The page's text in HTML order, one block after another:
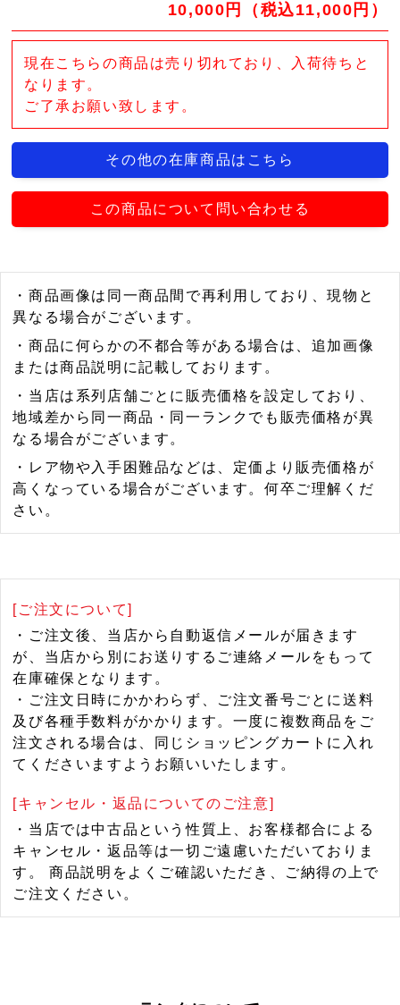
10,000円（税込11,000円）
現在こちらの商品は売り切れており、入荷待ちと
なります。
ご了承お願い致します。
その他の在庫商品はこちら
この商品について問い合わせる
・商品画像は同一商品間で再利用しており、現物と
異なる場合がございます。
・商品に何らかの不都合等がある場合は、追加画像
または商品説明に記載しております。
・当店は系列店舗ごとに販売価格を設定しており、
地域差から同一商品・同一ランクでも販売価格が異
なる場合がございます。
・レア物や入手困難品などは、定価より販売価格が
高くなっている場合がございます。何卒ご理解くだ
さい。
[ご注文について]
・ご注文後、当店から自動返信メールが届きます
が、当店から別にお送りするご連絡メールをもって
在庫確保となります。
・ご注文日時にかかわらず、ご注文番号ごとに送料
及び各種手数料がかかります。一度に複数商品をご
注文される場合は、同じショッピングカートに入れ
てくださいますようお願いいたします。
[キャンセル・返品についてのご注意]
・当店では中古品という性質上、お客様都合による
キャンセル・返品等は一切ご遠慮いただいておりま
す。 商品説明をよくご確認いただき、ご納得の上で
ご注文ください。